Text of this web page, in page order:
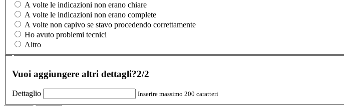
A volte le indicazioni non erano chiare
A volte le indicazioni non erano complete
A volte non capivo se stavo procedendo correttamente
Ho avuto problemi tecnici
Altro
Vuoi aggiungere altri dettagli?2/2
Dettaglio Inserire massimo 200 caratteri